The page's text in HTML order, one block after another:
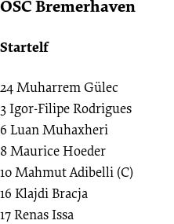
OSC Bremerhaven
Startelf
24 Muharrem Gülec
3Igor-Filipe Rodrigues
6 Luan Muhaxheri
8 Maurice Hoeder
10 Mahmut Adibelli (C)
16 Klajdi Bracja
17Renas Issa